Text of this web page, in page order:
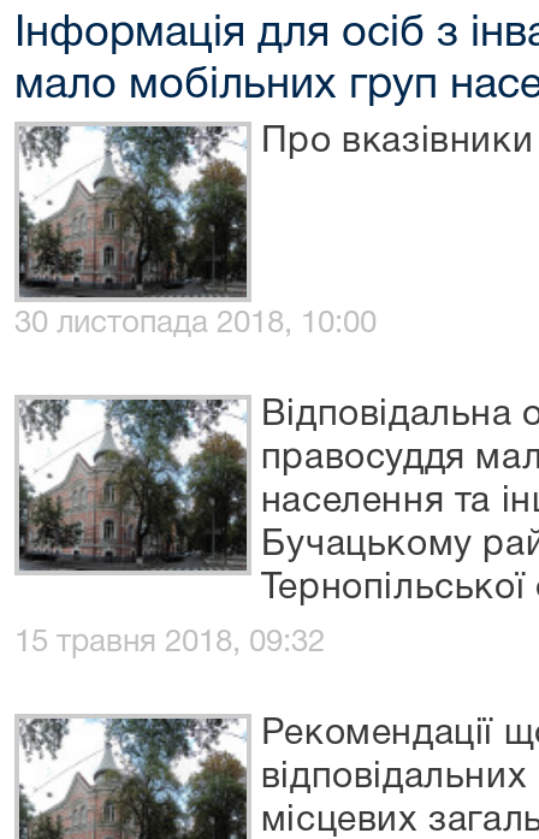
Інформація для осіб з
мало мобільних груп
Про
30 листопада 2018, 10:00
Відповідальна
правосуддя
населення та
Бучацькому
Тернопільської
15 травня 2018, 09:32
Рекомендації
відповідальних
місцевих